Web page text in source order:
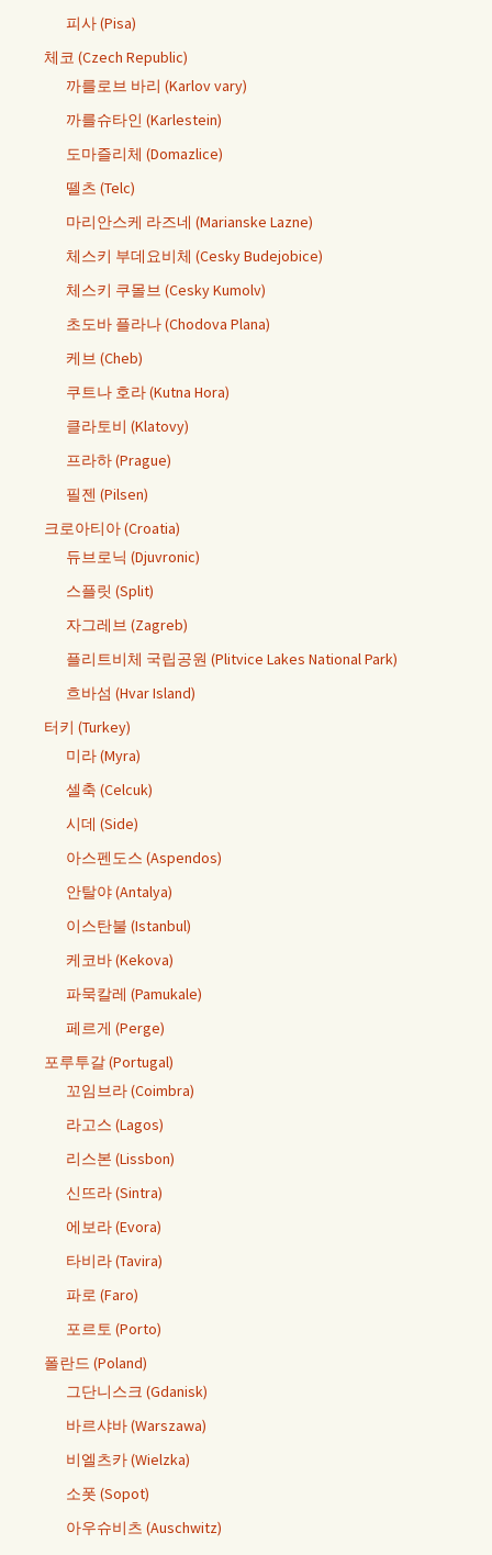
피사 (Pisa)
체코 (Czech Republic)
까를로브 바리 (Karlov vary)
까를슈타인 (Karlestein)
도마즐리체 (Domazlice)
뗄츠 (Telc)
마리안스케 라즈네 (Marianske Lazne)
체스키 부데요비체 (Cesky Budejobice)
체스키 쿠몰브 (Cesky Kumolv)
초도바 플라나 (Chodova Plana)
케브 (Cheb)
쿠트나 호라 (Kutna Hora)
클라토비 (Klatovy)
프라하 (Prague)
필젠 (Pilsen)
크로아티아 (Croatia)
듀브로닉 (Djuvronic)
스플릿 (Split)
자그레브 (Zagreb)
플리트비체 국립공원 (Plitvice Lakes National Park)
흐바섬 (Hvar Island)
터키 (Turkey)
미라 (Myra)
셀축 (Celcuk)
시데 (Side)
아스펜도스 (Aspendos)
안탈야 (Antalya)
이스탄불 (Istanbul)
케코바 (Kekova)
파묵칼레 (Pamukale)
페르게 (Perge)
포루투갈 (Portugal)
꼬임브라 (Coimbra)
라고스 (Lagos)
리스본 (Lissbon)
신뜨라 (Sintra)
에보라 (Evora)
타비라 (Tavira)
파로 (Faro)
포르토 (Porto)
폴란드 (Poland)
그단니스크 (Gdanisk)
바르샤바 (Warszawa)
비엘츠카 (Wielzka)
소폿 (Sopot)
아우슈비츠 (Auschwitz)